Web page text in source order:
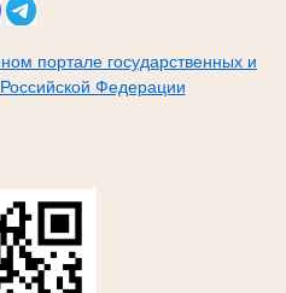
портале государственных и
Федерации